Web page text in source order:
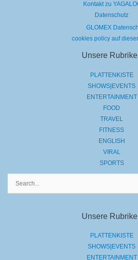
Kontakt zu
Datenschutz
GLOMEX
cookies policy auf
Unsere
PLATTENKISTE
SHOWS|EVENTS
ENTERTAINMENT
FOOD
TRAVEL
FITNESS
ENGLISH
VIRAL
SPORTS
Unsere
PLATTENKISTE
SHOWS|EVENTS
ENTERTAINMENT